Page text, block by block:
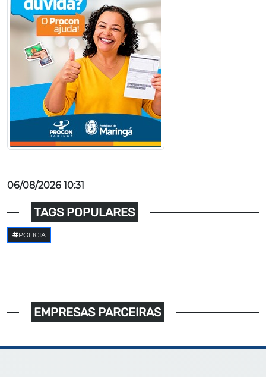
06/08/2026 10:31
TAGS POPULARES
POLICIA
EMPRESAS PARCEIRAS